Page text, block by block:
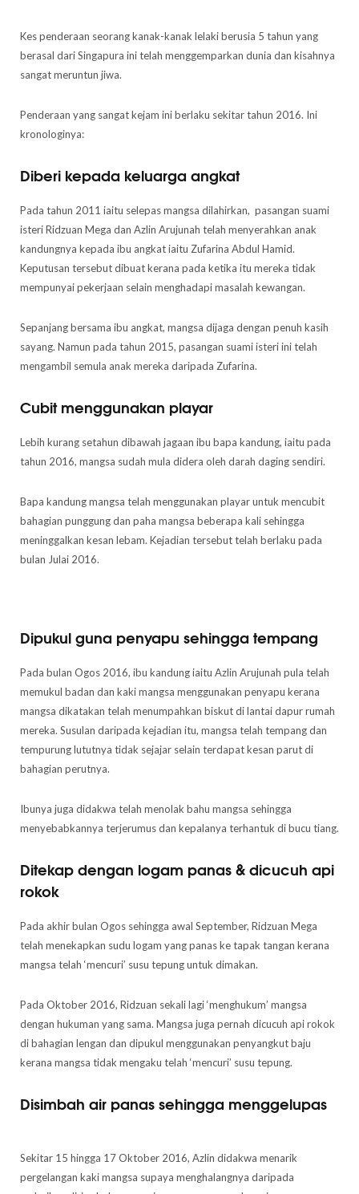
Kes penderaan seorang kanak-kanak lelaki berusia 5 tahun yang
berasal dari Singapura ini telah menggemparkan dunia dan kisahnya
sangat meruntun jiwa.
Penderaan yang sangat kejam ini berlaku sekitar tahun 2016. Ini
kronologinya:
Diberi kepada keluarga angkat
Pada tahun 2011 iaitu selepas mangsa dilahirkan, pasangan suami
isteri Ridzuan Mega dan Azlin Arujunah telah menyerahkan anak
kandungnya kepada ibu angkat iaitu Zufarina Abdul Hamid.
Keputusan tersebut dibuat kerana pada ketika itu mereka tidak
mempunyai pekerjaan selain menghadapi masalah kewangan.
Sepanjang bersama ibu angkat, mangsa dijaga dengan penuh kasih
sayang. Namun pada tahun 2015, pasangan suami isteri ini telah
mengambil semula anak mereka daripada Zufarina.
Cubit menggunakan playar
Lebih kurang setahun dibawah jagaan ibu bapa kandung, iaitu pada
tahun 2016, mangsa sudah mula didera oleh darah daging sendiri.
Bapa kandung mangsa telah menggunakan playar untuk mencubit
bahagian punggung dan paha mangsa beberapa kali sehingga
meninggalkan kesan lebam. Kejadian tersebut telah berlaku pada
bulan Julai 2016.
Dipukul guna penyapu sehingga tempang
Pada bulan Ogos 2016, ibu kandung iaitu Azlin Arujunah pula telah
memukul badan dan kaki mangsa menggunakan penyapu kerana
mangsa dikatakan telah menumpahkan biskut di lantai dapur rumah
mereka. Susulan daripada kejadian itu, mangsa telah tempang dan
tempurung lututnya tidak sejajar selain terdapat kesan parut di
bahagian perutnya.
Ibunya juga didakwa telah menolak bahu mangsa sehingga
menyebabkannya terjerumus dan kepalanya terhantuk di bucu tiang.
Ditekap dengan logam panas & dicucuh api
rokok
Pada akhir bulan Ogos sehingga awal September, Ridzuan Mega
telah menekapkan sudu logam yang panas ke tapak tangan kerana
mangsa telah ‘mencuri’ susu tepung untuk dimakan.
Pada Oktober 2016, Ridzuan sekali lagi ‘menghukum’ mangsa
dengan hukuman yang sama. Mangsa juga pernah dicucuh api rokok
di bahagian lengan dan dipukul menggunakan penyangkut baju
kerana mangsa tidak mengaku telah ‘mencuri’ susu tepung.
Disimbah air panas sehingga menggelupas
Sekitar 15 hingga 17 Oktober 2016, Azlin didakwa menarik
pergelangan kaki mangsa supaya menghalangnya daripada